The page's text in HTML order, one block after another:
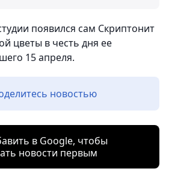
появился сам Скриптонит
цветы в честь дня ее
15 апреля.
новостью
в Google, чтобы
новости первым